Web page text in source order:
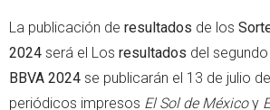
La publicación de resultados de los
2024 será el Los resultados del segundo
BBVA 2024 se publicarán el 13 de julio
periódicos impresos El Sol de Méxicoy